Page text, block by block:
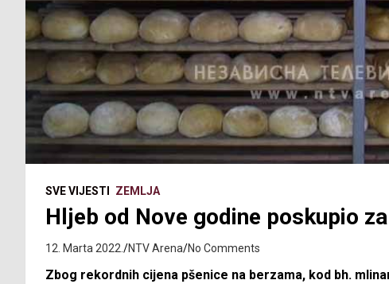
SVE VIJESTI ZEMLJA
Hljeb od Nove godine poskupio
12. Marta 2022. NTV Arena No Comments
Zbog rekordnih cijena pšenice na berzama, kod bh.